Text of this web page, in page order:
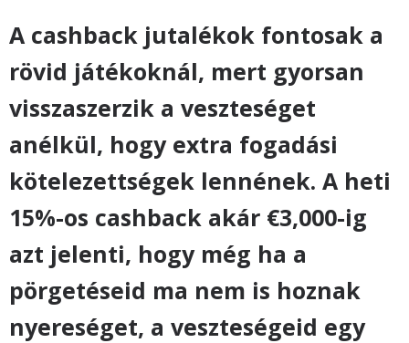
A cashback jutalékok fontosak a
rövid játékoknál, mert gyorsan
visszaszerzik a veszteséget
anélkül, hogy extra fogadási
kötelezettségek lennének. A heti
15%-os cashback akár €3,000-ig
azt jelenti, hogy még ha a
pörgetéseid ma nem is hoznak
nyereséget, a veszteségeid egy